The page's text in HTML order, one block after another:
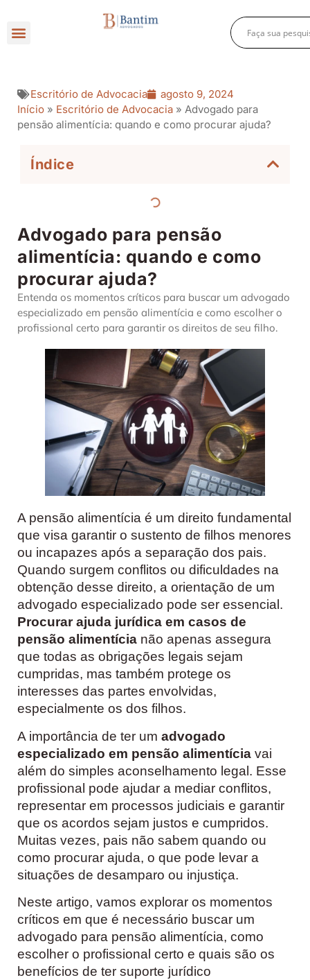
Escritório de Advocacia
agosto 9, 2024
Início » Escritório de Advocacia » Advogado para
pensão alimentícia: quando e como procurar ajuda?
Índice
Advogado para pensão
alimentícia: quando e como
procurar ajuda?
Entenda os momentos críticos para buscar um advogado
especializado em pensão alimentícia e como escolher o
profissional certo para garantir os direitos de seu filho.
A pensão alimentícia é um direito fundamental
que visa garantir o sustento de filhos menores
ou incapazes após a separação dos pais.
Quando surgem conflitos ou dificuldades na
obtenção desse direito, a orientação de um
advogado especializado pode ser essencial.
Procurar ajuda jurídica em casos de
pensão alimentícia não apenas assegura
que todas as obrigações legais sejam
cumpridas, mas também protege os
interesses das partes envolvidas,
especialmente os dos filhos.
A importância de ter um advogado
especializado em pensão alimentícia vai
além do simples aconselhamento legal. Esse
profissional pode ajudar a mediar conflitos,
representar em processos judiciais e garantir
que os acordos sejam justos e cumpridos.
Muitas vezes, pais não sabem quando ou
como procurar ajuda, o que pode levar a
situações de desamparo ou injustiça.
Neste artigo, vamos explorar os momentos
críticos em que é necessário buscar um
advogado para pensão alimentícia, como
escolher o profissional certo e quais são os
benefícios de ter suporte jurídico